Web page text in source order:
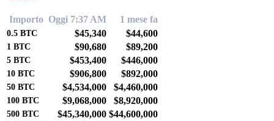
Importo Oggi 7:37 AM 1 mese fa
0.5 BTC $45,340 $44,600
1 BTC $90,680 $89,200
5 BTC $453,400 $446,000
10 BTC $906,800 $892,000
50 BTC $4,534,000 $4,460,000
100 BTC $9,068,000 $8,920,000
500 BTC $45,340,000 $44,600,000